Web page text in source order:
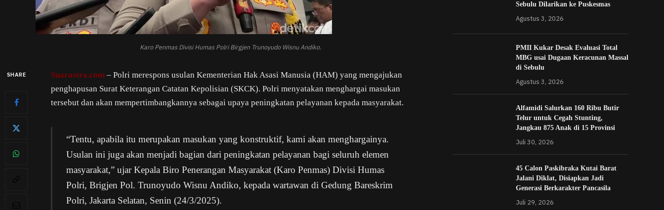
Karo Penmas Divisi Humas Polri Birgjen Trunoyudo Wisnu Andiko.
SHARE Suarastra.com – Polri merespons usulan Kementerian Hak Asasi Manusia (HAM) yang mengajukan
penghapusan Surat Keterangan Catatan Kepolisian (SKCK). Polri menyatakan menghargai masukan
tersebut dan akan mempertimbangkannya sebagai upaya peningkatan pelayanan kepada masyarakat.
“Tentu, apabila itu merupakan masukan yang konstruktif, kami akan menghargainya.
Usulan ini juga akan menjadi bagian dari peningkatan pelayanan bagi seluruh elemen
masyarakat,” ujar Kepala Biro Penerangan Masyarakat (Karo Penmas) Divisi Humas
Polri, Brigjen Pol. Trunoyudo Wisnu Andiko, kepada wartawan di Gedung Bareskrim
Polri, Jakarta Selatan, Senin (24/3/2025).
Sebulu Dilarikan ke Puskesmas
Agustus 3, 2026
PMII Kukar Desak Evaluasi Total
MBG usai Dugaan Keracunan Massal
di Sebulu
Agustus 3, 2026
Alfamidi Salurkan 160 Ribu Butir
Telur untuk Cegah Stunting,
Jangkau 875 Anak di 15 Provinsi
Juli 30, 2026
45 Calon Paskibraka Kutai Barat
Jalani Diklat, Disiapkan Jadi
Generasi Berkarakter Pancasila
Juli 29, 2026